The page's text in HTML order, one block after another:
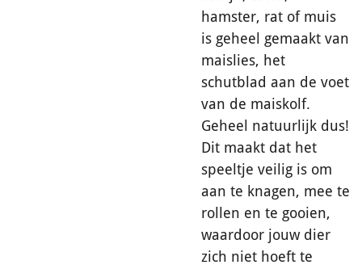
hamster, rat of muis
is geheel gemaakt van
maislies, het
schutblad aan de voet
van de maiskolf.
Geheel natuurlijk dus!
Dit maakt dat het
speeltje veilig is om
aan te knagen, mee te
rollen en te gooien,
waardoor jouw dier
zich niet hoeft te